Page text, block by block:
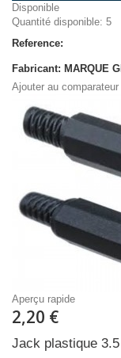
Disponible
Quantité disponible: 5
Reference:
Fabricant: MARQUE
Ajouter au comparateur
Aperçu rapide
2,20 €
Jack plastique